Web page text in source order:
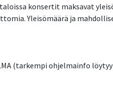
konsertit maksavat
Yleisömäärä ja
(tarkempi ohjelmainfo